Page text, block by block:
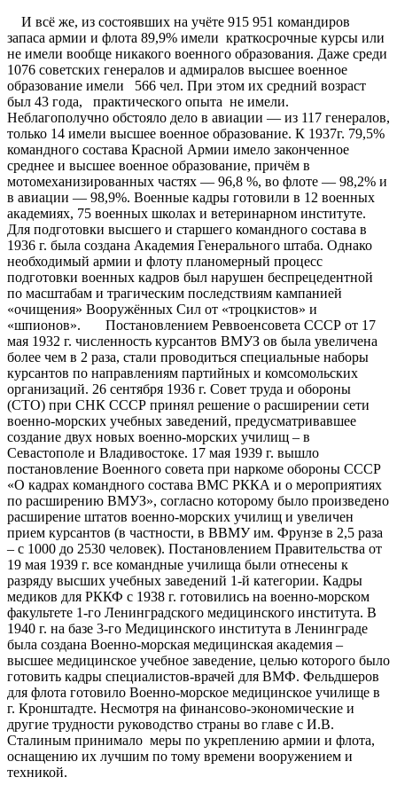
И всё же, из состоявших на учёте 915 951 командиров
запаса армии и флота 89,9% имели краткосрочные курсы или
не имели вообще никакого военного образования. Даже среди
1076 советских генералов и адмиралов высшее военное
образование имели 566 чел. При этом их средний возраст
был 43 года, практического опыта не имели.
Неблагополучно обстояло дело в авиации — из 117 генералов,
только 14 имели высшее военное образование. К 1937г. 79,5%
командного состава Красной Армии имело законченное
среднее и высшее военное образование, причём в
мотомеханизированных частях — 96,8 %, во флоте — 98,2% и
в авиации — 98,9%. Военные кадры готовили в 12 военных
академиях, 75 военных школах и ветеринарном институте.
Для подготовки высшего и старшего командного состава в
1936 г. была создана Академия Генерального штаба. Однако
необходимый армии и флоту планомерный процесс
подготовки военных кадров был нарушен беспрецедентной
по масштабам и трагическим последствиям кампанией
«очищения» Вооружённых Сил от «троцкистов» и
«шпионов». Постановлением Реввоенсовета СССР от 17
мая 1932 г. численность курсантов ВМУЗ ов была увеличена
более чем в 2 раза, стали проводиться специальные наборы
курсантов по направлениям партийных и комсомольских
организаций. 26 сентября 1936 г. Совет труда и обороны
(СТО) при СНК СССР принял решение о расширении сети
военно-морских учебных заведений, предусматривавшее
создание двух новых военно-морских училищ – в
Севастополе и Владивостоке. 17 мая 1939 г. вышло
постановление Военного совета при наркоме обороны СССР
«О кадрах командного состава ВМС РККА и о мероприятиях
по расширению ВМУЗ», согласно которому было произведено
расширение штатов военно-морских училищ и увеличен
прием курсантов (в частности, в ВВМУ им. Фрунзе в 2,5 раза
– с 1000 до 2530 человек). Постановлением Правительства от
19 мая 1939 г. все командные училища были отнесены к
разряду высших учебных заведений 1-й категории. Кадры
медиков для РККФ с 1938 г. готовились на военно-морском
факультете 1-го Ленинградского медицинского института. В
1940 г. на базе 3-го Медицинского института в Ленинграде
была создана Военно-морская медицинская академия –
высшее медицинское учебное заведение, целью которого было
готовить кадры специалистов-врачей для ВМФ. Фельдшеров
для флота готовило Военно-морское медицинское училище в
г. Кронштадте. Несмотря на финансово-экономические и
другие трудности руководство страны во главе с И.В.
Сталиным принимало меры по укреплению армии и флота,
оснащению их лучшим по тому времени вооружением и
техникой.